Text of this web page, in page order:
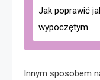
Jak poprawić
wypoczętym
Innym sposobem